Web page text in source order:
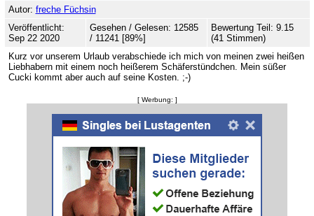
Autor: freche Füchsin
Veröffentlicht:
Sep 22 2020
Gesehen / Gelesen: 12585
/ 11241 [89%]
Bewertung Teil: 9.15
(41 Stimmen)
Kurz vor unserem Urlaub verabschiede ich mich von meinen zwei heißen
Liebhabern mit einem noch heißerem Schäferstündchen. Mein süßer
Cucki kommt aber auch auf seine Kosten. ;-)
[ Werbung: ]